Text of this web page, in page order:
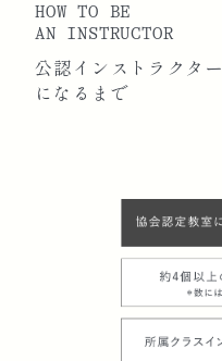
HOW TO BE
AN INSTRUCTOR
公認インストラクター
になるまで